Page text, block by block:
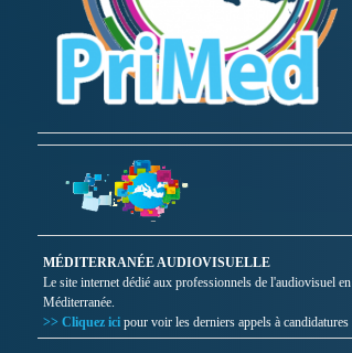
MÉDITERRANÉE AUDIOVISUELLE
Le site internet dédié aux professionnels de l'audiovisuel en
Méditerranée.
>> Cliquez ici pour voir les derniers appels à candidatures